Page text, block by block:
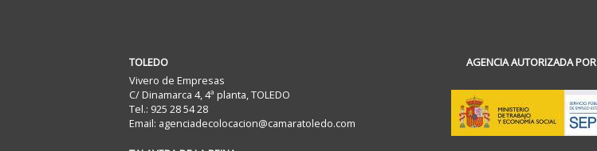
TOLEDO
Vivero de Empresas
C/ Dinamarca 4, 4ª planta, TOLEDO
Tel.: 925 28 54 28
Email: agenciadecolocacion@camaratoledo.com
AGENCIA AUTORIZADA POR